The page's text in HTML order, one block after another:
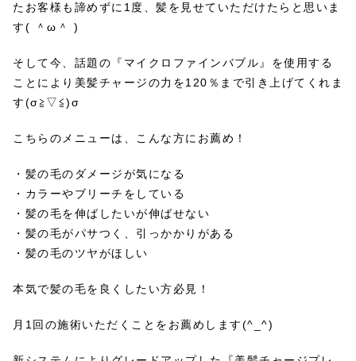
たお客様も諦めずに1度、髪を見せていただけたらと思いま
す( ＾ω＾ )
そして今、話題の『マイクロファインバブル』を使用する
ことにより美髪チャージの力を120％まで引き上げてくれま
す(σ≧▽≦)σ
こちらのメニューは、こんな方にお薦め！
・髪の毛のダメージが気になる
・カラーやブリーチをしている
・髪の毛を伸ばしたいが伸ばせない
・髪の毛がパサつく、引っかかりがある
・髪の毛のツヤがほしい
本気で髪の毛を良くしたい方必見！
月1回の施術いただくことをお薦めします(^_^)